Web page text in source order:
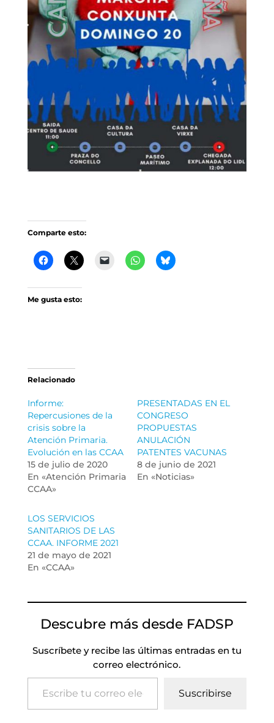
Comparte esto:
Me gusta esto:
Relacionado
Informe:
Repercusiones de la
crisis sobre la
Atención Primaria.
Evolución en las CCAA
15 de julio de 2020
En «Atención Primaria
CCAA»
PRESENTADAS EN EL
CONGRESO
PROPUESTAS
ANULACIÓN
PATENTES VACUNAS
8 de junio de 2021
En «Noticias»
LOS SERVICIOS
SANITARIOS DE LAS
CCAA. INFORME 2021
21 de mayo de 2021
En «CCAA»
Descubre más desde FADSP
Suscríbete y recibe las últimas entradas en tu
correo electrónico.
Escribe tu correo electrónico…
Suscribirse